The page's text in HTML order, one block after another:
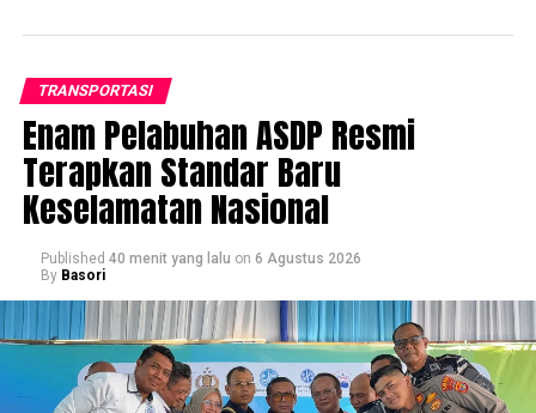
TRANSPORTASI
Enam Pelabuhan ASDP Resmi
Terapkan Standar Baru
Keselamatan Nasional
Published 40 menit yang lalu on 6 Agustus 2026
By Basori